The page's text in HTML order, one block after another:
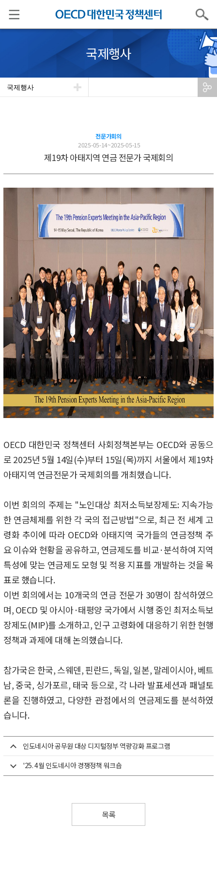
검색
국제행사
국제행사
전문가회의
2025-05-14~2025-05-15
제19차 아태지역 연금 전문가 국제회의
OECD 대한민국 정책센터 사회정책본부는 OECD와 공동으
로 2025년 5월 14일(수)부터 15일(목)까지 서울에서 제19차
아태지역 연금전문가 국제회의를 개최했습니다.
이번 회의의 주제는 "노인대상 최저소득보장제도: 지속가능
한 연금체제를 위한 각 국의 접근방법"으로, 최근 전 세계 고
령화 추이에 따라 OECD와 아태지역 국가들의 연금정책 주
요 이슈와 현황을 공유하고, 연금제도를 비교·분석하여 지역
특성에 맞는 연금제도 모형 및 적용 지표를 개발하는 것을 목
표로 했습니다.
이번 회의에서는 10개국의 연금 전문가 30명이 참석하였으
며, OECD 및 아시아·태평양 국가에서 시행 중인 최저소득보
장제도(MIP)를 소개하고, 인구 고령화에 대응하기 위한 현행
정책과 과제에 대해 논의했습니다.
참가국은 한국, 스웨덴, 핀란드, 독일, 일본, 말레이시아, 베트
남, 중국, 싱가포르, 태국 등으로,각 나라 발표세션과 패널토
론을 진행하였고, 다양한 관점에서의 연금제도를 분석하였
습니다.
인도네시아 공무원 대상 디지털정부 역량강화 프로그램
'25. 4월 인도네시아 경쟁정책 워크숍
목록